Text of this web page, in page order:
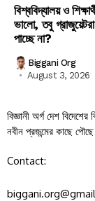
বিশ্ববিদ্যালয় ও
ভালো, তবু
পাচ্ছে না?
Biggani Org
August 3, 2026
বিজ্ঞানী অর্গ দেশ বিদেশের
নবীন প্রজন্মের কাছে
Contact: